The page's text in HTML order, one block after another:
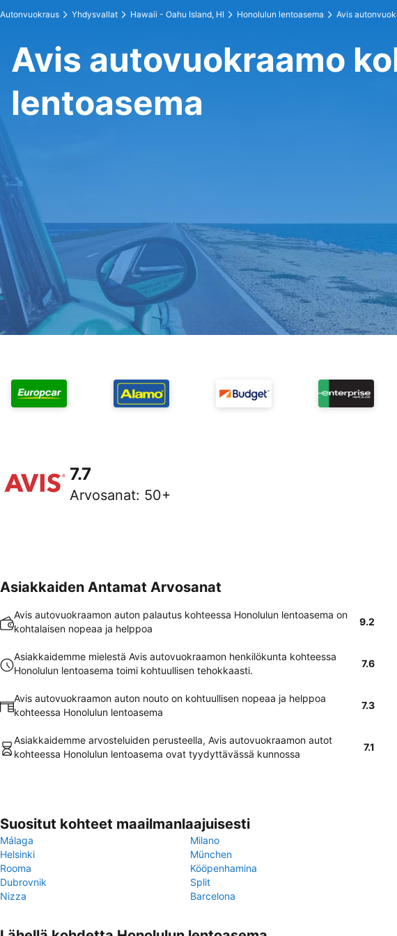
Autonvuokraus Yhdysvallat Hawaii - Oahu Island, HI Honolulun lentoasema Avis
Avis autovuokraamo
lentoasema
7.7
Arvosanat: 50+
Asiakkaiden Antamat Arvosanat
Avis autovuokraamon auton palautus kohteessa Honolulun lentoasema on
kohtalaisen nopeaa ja helppoa
9.2
Asiakkaidemme mielestä Avis autovuokraamon henkilökunta kohteessa
Honolulun lentoasema toimi kohtuullisen tehokkaasti.
7.6
Avis autovuokraamon auton nouto on kohtuullisen nopeaa ja helppoa
kohteessa Honolulun lentoasema
7.3
Asiakkaidemme arvosteluiden perusteella, Avis autovuokraamon autot
kohteessa Honolulun lentoasema ovat tyydyttävässä kunnossa
7.1
Suositut kohteet maailmanlaajuisesti
Málaga
Milano
Helsinki
München
Rooma
Kööpenhamina
Dubrovnik
Split
Nizza
Barcelona